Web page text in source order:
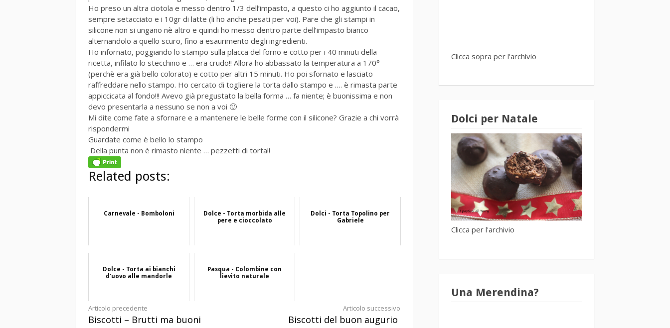
Ho preso un altra ciotola e messo dentro 1/3 dell’impasto, a questo ci ho aggiunto il cacao,
sempre setacciato e i 10gr di latte (li ho anche pesati per voi). Pare che gli stampi in
silicone non si ungano nè altro e quindi ho messo dentro parte dell’impasto bianco
alternandolo a quello scuro, fino a esaurimento degli ingredienti.
Ho infornato, poggiando lo stampo sulla placca del forno e cotto per i 40 minuti della
ricetta, infilato lo stecchino e … era crudo!! Allora ho abbassato la temperatura a 170°
(perchè era già bello colorato) e cotto per altri 15 minuti. Ho poi sfornato e lasciato
raffreddare nello stampo. Ho cercato di togliere la torta dallo stampo e …. è rimasta parte
appiccicata al fondo!!! Avevo già pregustato la bella forma … fa niente; è buonissima e non
devo presentarla a nessuno se non a voi 🙂
Mi dite come fate a sfornare e a mantenere le belle forme con il silicone? Grazie a chi vorrà
rispondermi
Guardate come è bello lo stampo
Della punta non è rimasto niente … pezzetti di torta!!
Related posts:
Carnevale - Bomboloni
Dolce - Torta morbida alle
pere e cioccolato
Dolci - Torta Topolino per
Gabriele
Dolce - Torta ai bianchi
d'uovo alle mandorle
Pasqua - Colombine con
lievito naturale
Continua
Articolo precedente
Biscotti – Brutti ma buoni
Articolo successivo
Biscotti del buon augurio
Clicca sopra per l'archivio
Dolci per Natale
Clicca per l'archivio
Una Merendina?